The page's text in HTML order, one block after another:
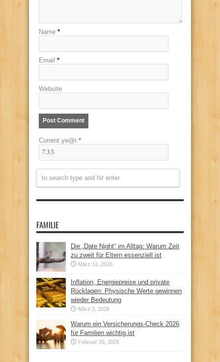
Name *
Email *
Website
Current ye@r *
FAMILIE
Die „Date Night“ im Alltag: Warum Zeit
zu zweit für Eltern essenziell ist
März 12, 2026
Inflation, Energiepreise und private
Rücklagen: Physische Werte gewinnen
wieder Bedeutung
März 3, 2026
Warum ein Versicherungs-Check 2026
für Familien wichtig ist
Februar 26, 2026